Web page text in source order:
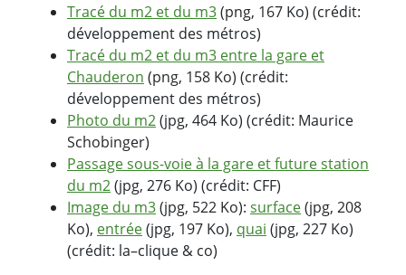
Tracé du m2 et du m3(png, 167 Ko) (crédit:
développement des métros)
Tracé du m2 et du m3 entre la gare et
Chauderon (png, 158 Ko) (crédit:
développement des métros)
Photo du m2(jpg, 464 Ko) (crédit: Maurice
Schobinger)
Passage sous-voie à la gare et future station
du m2(jpg, 276 Ko) (crédit: CFF)
Image du m3(jpg, 522 Ko): surface(jpg, 208
Ko), entrée(jpg, 197 Ko), quai (jpg, 227 Ko)
(crédit: la–clique & co)